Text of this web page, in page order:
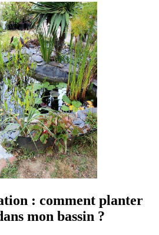
: comment planter
mon bassin ?